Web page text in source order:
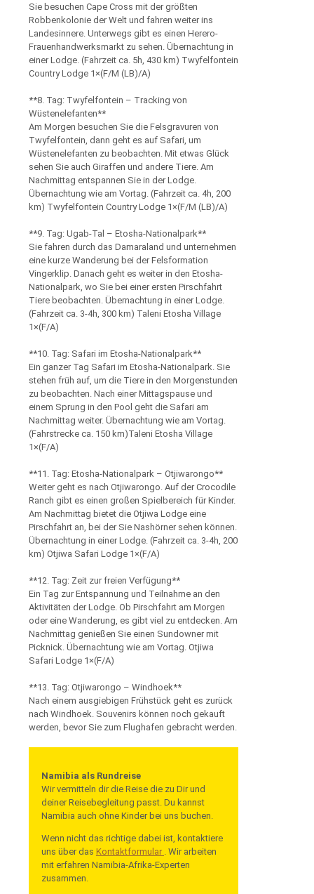
Sie besuchen Cape Cross mit der größten
Robbenkolonie der Welt und fahren weiter ins
Landesinnere. Unterwegs gibt es einen Herero-
Frauenhandwerksmarkt zu sehen. Übernachtung in
einer Lodge. (Fahrzeit ca. 5h, 430 km) Twyfelfontein
Country Lodge 1×(F/M (LB)/A)
**8. Tag: Twyfelfontein – Tracking von
Wüstenelefanten**
Am Morgen besuchen Sie die Felsgravuren von
Twyfelfontein, dann geht es auf Safari, um
Wüstenelefanten zu beobachten. Mit etwas Glück
sehen Sie auch Giraffen und andere Tiere. Am
Nachmittag entspannen Sie in der Lodge.
Übernachtung wie am Vortag. (Fahrzeit ca. 4h, 200
km) Twyfelfontein Country Lodge 1×(F/M (LB)/A)
**9. Tag: Ugab-Tal – Etosha-Nationalpark**
Sie fahren durch das Damaraland und unternehmen
eine kurze Wanderung bei der Felsformation
Vingerklip. Danach geht es weiter in den Etosha-
Nationalpark, wo Sie bei einer ersten Pirschfahrt
Tiere beobachten. Übernachtung in einer Lodge.
(Fahrzeit ca. 3-4h, 300 km) Taleni Etosha Village
1×(F/A)
**10. Tag: Safari im Etosha-Nationalpark**
Ein ganzer Tag Safari im Etosha-Nationalpark. Sie
stehen früh auf, um die Tiere in den Morgenstunden
zu beobachten. Nach einer Mittagspause und
einem Sprung in den Pool geht die Safari am
Nachmittag weiter. Übernachtung wie am Vortag.
(Fahrstrecke ca. 150 km)Taleni Etosha Village
1×(F/A)
**11. Tag: Etosha-Nationalpark – Otjiwarongo**
Weiter geht es nach Otjiwarongo. Auf der Crocodile
Ranch gibt es einen großen Spielbereich für Kinder.
Am Nachmittag bietet die Otjiwa Lodge eine
Pirschfahrt an, bei der Sie Nashörner sehen können.
Übernachtung in einer Lodge. (Fahrzeit ca. 3-4h, 200
km) Otjiwa Safari Lodge 1×(F/A)
**12. Tag: Zeit zur freien Verfügung**
Ein Tag zur Entspannung und Teilnahme an den
Aktivitäten der Lodge. Ob Pirschfahrt am Morgen
oder eine Wanderung, es gibt viel zu entdecken. Am
Nachmittag genießen Sie einen Sundowner mit
Picknick. Übernachtung wie am Vortag. Otjiwa
Safari Lodge 1×(F/A)
**13. Tag: Otjiwarongo – Windhoek**
Nach einem ausgiebigen Frühstück geht es zurück
nach Windhoek. Souvenirs können noch gekauft
werden, bevor Sie zum Flughafen gebracht werden.
Namibia als Rundreise
Wir vermitteln dir die Reise die zu Dir und
deiner Reisebegleitung passt. Du kannst
Namibia auch ohne Kinder bei uns buchen.
Wenn nicht das richtige dabei ist, kontaktiere
uns über das Kontaktformular . Wir arbeiten
mit erfahren Namibia-Afrika-Experten
zusammen.